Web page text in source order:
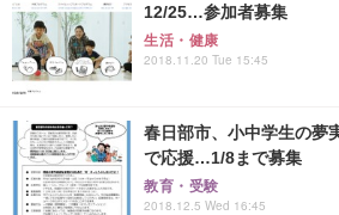
12/25…参加者募集
生活・健康
2018.11.20 Tue 15:45
春日部市、小中学生の夢
で応援…1/8まで募集
教育・受験
2018.12.5 Wed 16:45